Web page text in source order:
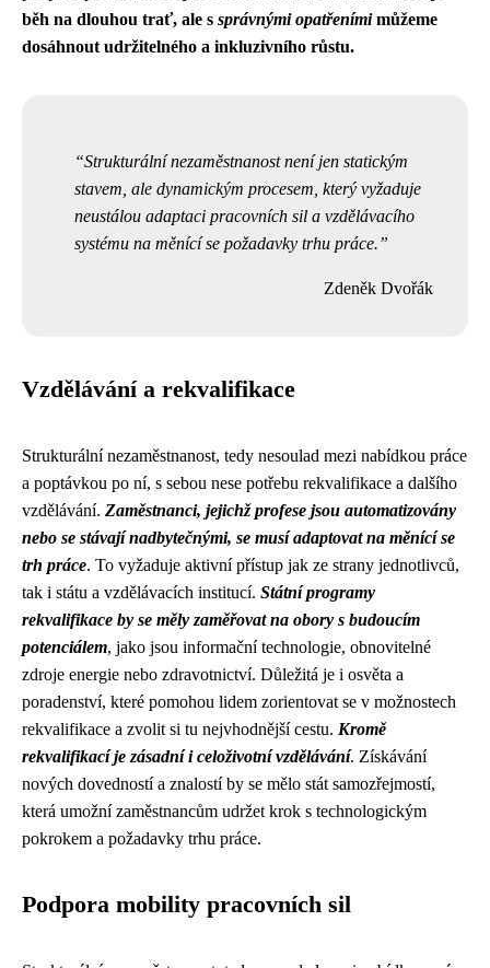
běh na dlouhou trať, ale s správnými opatřenímimůžeme
dosáhnout udržitelného a inkluzivního růstu.
Strukturální nezaměstnanost není jen statickým
stavem, ale dynamickým procesem, který vyžaduje
neustálou adaptaci pracovních sil a vzdělávacího
systému na měnící se požadavky trhu práce.
Zdeněk Dvořák
Vzdělávání a rekvalifikace
Strukturální nezaměstnanost, tedy nesoulad mezi nabídkou práce
a poptávkou po ní, s sebou nese potřebu rekvalifikace a dalšího
vzdělávání. Zaměstnanci, jejichž profese jsou automatizovány
nebo se stávají nadbytečnými, se musí adaptovat na měnící se
trh práce. To vyžaduje aktivní přístup jak ze strany jednotlivců,
tak i státu a vzdělávacích institucí. Státní programy
rekvalifikace by se měly zaměřovat na obory s budoucím
potenciálem, jako jsou informační technologie, obnovitelné
zdroje energie nebo zdravotnictví. Důležitá je i osvěta a
poradenství, které pomohou lidem zorientovat se v možnostech
rekvalifikace a zvolit si tu nejvhodnější cestu. Kromě
rekvalifikací je zásadní i celoživotní vzdělávání. Získávání
nových dovedností a znalostí by se mělo stát samozřejmostí,
která umožní zaměstnancům udržet krok s technologickým
pokrokem a požadavky trhu práce.
Podpora mobility pracovních sil